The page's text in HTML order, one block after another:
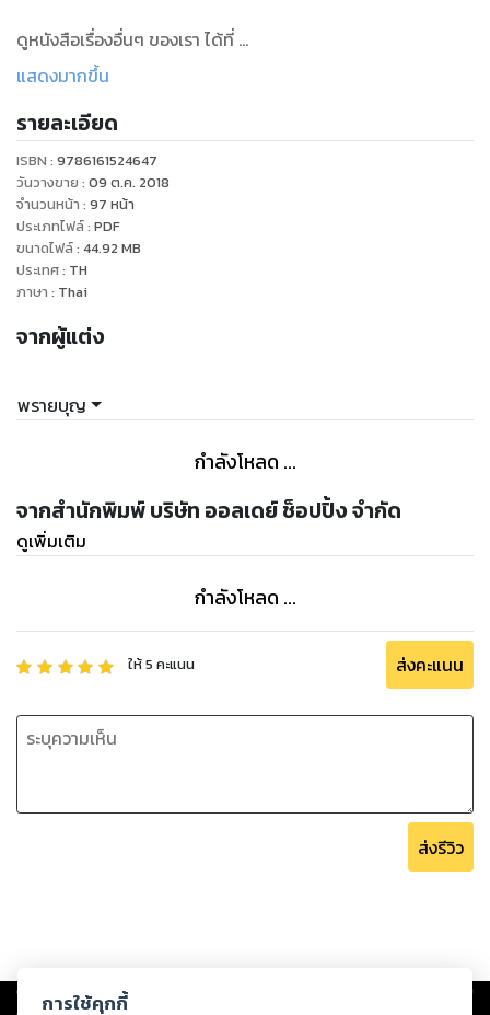
ดูหนังสือเรื่องอื่นๆ ของเรา ได้ที่
www.pailinbooknet.com
แสดงมากขึ้น
รายละเอียด
ISBN : 9786161524647
วันวางขาย : 09 ต.ค. 2018
จำนวนหน้า : 97 หน้า
ประเภทไฟล์: PDF
ขนาดไฟล์: 44.92 MB
ประเทศ: TH
ภาษา : Thai
จากผู้แต่ง
พรายบุญ
กำลังโหลด ...
จากสำนักพิมพ์ บริษัท ออลเดย์ ช็อปปิ้ง จำกัด
ดูเพิ่มเติม
กำลังโหลด ...
ให้5 คะแนน ส่งคะแนน
ส่งรีวิว
Copyright © 2026
การใช้คุกกี้